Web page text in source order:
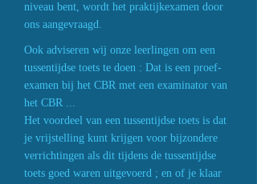
niveau bent, wordt het praktijkexamen door
ons aangevraagd.
Ook adviseren wij onze leerlingen om een
tussentijdse toets te doen : Dat is een proef-
examen bij het CBR met een examinator van
het CBR ...
Het voordeel van een tussentijdse toets is dat
je vrijstelling kunt krijgen voor bijzondere
verrichtingen als dit tijdens de tussentijdse
toets goed waren uitgevoerd ; en of je klaar